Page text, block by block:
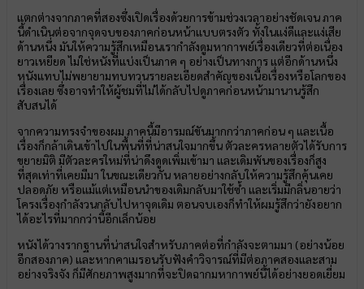
แตกต่างจากภาคที่สองซึ่งเปิดเรื่องด้วยการข้ามช่วงเวลาอย่างชัดเจน ภาค
นี้ดำเนินต่อจากจุดจบของภาคก่อนหน้าแบบตรงตัว ทั้งในแง่ดีและแง่เสีย
ด้านหนึ่ง มันให้ความรู้สึกเหมือนเรากำลังดูมหากาพย์เรื่องเดียวที่ต่อเนื่อง
ยาวเหยียด ไม่ใช่หนังที่แบ่งเป็นภาค ๆ อย่างเป็นทางการ แต่อีกด้านหนึ่ง
หนังแทบไม่พยายามทบทวนรายละเอียดสำคัญของเนื้อเรื่องหรือโลกของ
เรื่องเลย ซึ่งอาจทำให้ผู้ชมที่ไม่ได้กลับไปดูภาคก่อนหน้ามานานรู้สึก
สับสนได้
จากความทรงจำของผม ภาคนี้มีอารมณ์ขันมากกว่าภาคก่อน ๆ และเนื้อ
เรื่องก็กล้าเดินเข้าไปในพื้นที่ที่น่าสนใจมากขึ้น ตัวละครหลายตัวได้รับการ
ขยายมิติ มีตัวละครใหม่ที่น่าดึงดูดเพิ่มเข้ามา และเดิมพันของเรื่องก็สูง
ที่สุดเท่าที่เคยมีมา ในขณะเดียวกัน หลายอย่างกลับให้ความรู้สึกคุ้นเคย
ปลอดภัย หรือแม้แต่เหมือนนำของเดิมกลับมาใช้ซ้ำ และเริ่มมีกลิ่นอายว่า
โครงเรื่องกำลังวนกลับไปหาจุดเดิม ตอนจบเองก็ทำให้ผมรู้สึกว่ายังอยาก
ได้อะไรที่มากกว่านี้อีกเล็กน้อย
หนังได้วางรากฐานที่น่าสนใจสำหรับภาคต่อที่กำลังจะตามมา (อย่างน้อย
อีกสองภาค) และหากคาเมรอนรับฟังคำวิจารณ์ที่มีต่อภาคสองและสาม
อย่างจริงจัง ก็มีศักยภาพสูงมากที่จะปิดฉากมหากาพย์นี้ได้อย่างยอดเยี่ยม